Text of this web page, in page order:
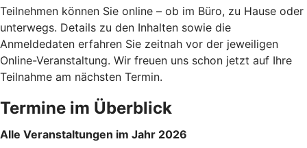
Teilnehmen können Sie online – ob im Büro, zu Hause oder
unterwegs. Details zu den Inhalten sowie die
Anmeldedaten erfahren Sie zeitnah vor der jeweiligen
Online-Veranstaltung. Wir freuen uns schon jetzt auf Ihre
Teilnahme am nächsten Termin.
Termine im Überblick
Alle Veranstaltungen im Jahr 2026